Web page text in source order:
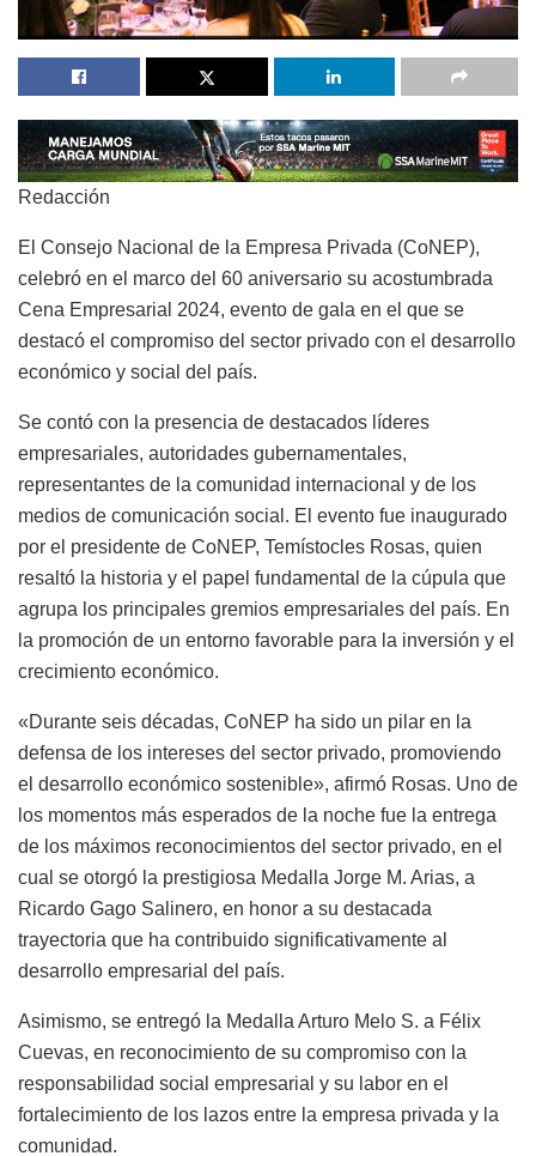
Redacción
El Consejo Nacional de la Empresa Privada (CoNEP),
celebró en el marco del 60 aniversario su acostumbrada
Cena Empresarial 2024, evento de gala en el que se
destacó el compromiso del sector privado con el desarrollo
económico y social del país.
Se contó con la presencia de destacados líderes
empresariales, autoridades gubernamentales,
representantes de la comunidad internacional y de los
medios de comunicación social. El evento fue inaugurado
por el presidente de CoNEP, Temístocles Rosas, quien
resaltó la historia y el papel fundamental de la cúpula que
agrupa los principales gremios empresariales del país. En
la promoción de un entorno favorable para la inversión y el
crecimiento económico.
«Durante seis décadas, CoNEP ha sido un pilar en la
defensa de los intereses del sector privado, promoviendo
el desarrollo económico sostenible», afirmó Rosas. Uno de
los momentos más esperados de la noche fue la entrega
de los máximos reconocimientos del sector privado, en el
cual se otorgó la prestigiosa Medalla Jorge M. Arias, a
Ricardo Gago Salinero, en honor a su destacada
trayectoria que ha contribuido significativamente al
desarrollo empresarial del país.
Asimismo, se entregó la Medalla Arturo Melo S. a Félix
Cuevas, en reconocimiento de su compromiso con la
responsabilidad social empresarial y su labor en el
fortalecimiento de los lazos entre la empresa privada y la
comunidad.